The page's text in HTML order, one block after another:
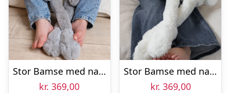
Stor Bamse med navn – Kanin – Grå
kr. 369,00
Stor Bamse med navn – Kanin – Cremefarvet
kr. 369,00